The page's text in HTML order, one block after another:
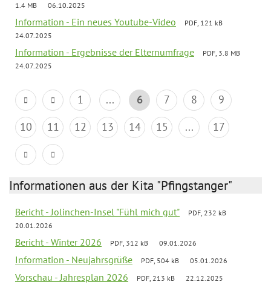
1.4 MB
06.10.2025
Information - Ein neues Youtube-Video
PDF, 121 kB
24.07.2025
Information - Ergebnisse der Elternumfrage
PDF, 3.8 MB
24.07.2025
1 ... 6 7 8
9
10
11 12 13 14 15 ... 17
Informationen aus der Kita "Pfingstanger"
Bericht - Jolinchen-Insel "Fühl mich gut"
PDF, 232 kB
20.01.2026
Bericht - Winter 2026 PDF, 312 kB 09.01.2026
Information - Neujahrsgrüße PDF, 504 kB 05.01.2026
Vorschau - Jahresplan 2026 PDF, 213 kB 22.12.2025